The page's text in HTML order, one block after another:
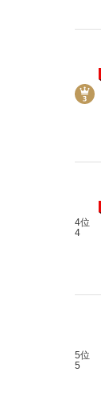
4位
4
5位
5